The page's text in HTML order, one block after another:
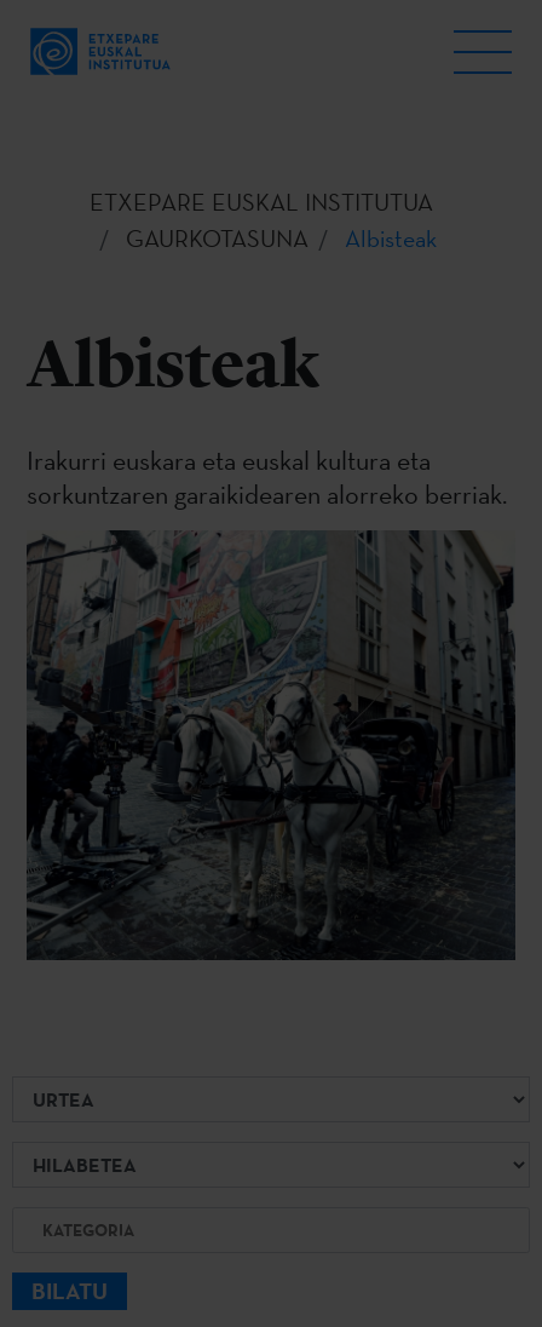
ETXEPARE EUSKAL INSTITUTUA
GAURKOTASUNA
Albisteak
Albisteak
Irakurri euskara eta euskal kultura eta
sorkuntzaren garaikidearen alorreko berriak.
Urtea
Hilabetea
Kategoria
BILATU